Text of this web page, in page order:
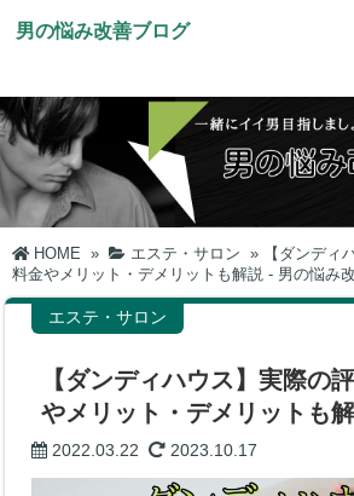
男の悩み改善ブログ
HOME » エステ・サロン »
【ダンディ
料金やメリット・デメリットも解説 - 男の悩み
エステ・サロン
【ダンディハウス】実際の
やメリット・デメリットも
2022.03.22 2023.10.17